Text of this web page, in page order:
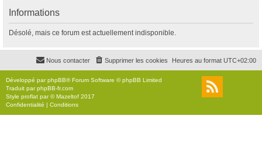
r
c
r
Informations
Désolé, mais ce forum est actuellement indisponible.
Heures au format UTC+02:00
Supprimer les cookies
Nous contacter
Développé parphpBB® Forum Software © phpBB Limited
Traduit parphpBB-fr.com
Style proflat par ©Mazeltof 2017
Confidentialité | Conditions